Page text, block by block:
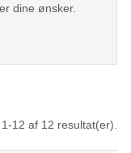
dine ønsker.
12 af 12 resultat(er).